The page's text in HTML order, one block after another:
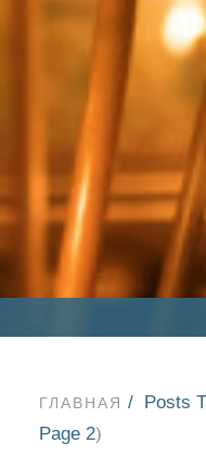
ГЛАВНАЯ Posts
Page 2)